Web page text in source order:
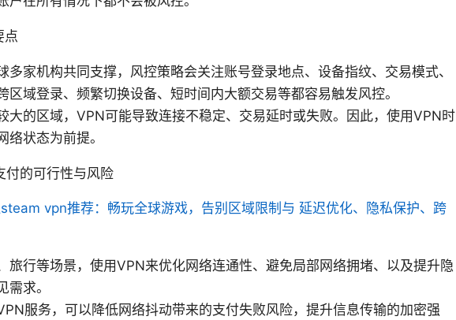
点
多家机构共同支撑，风控策略会关注账号登录地点、设备指纹、交易模式、
区域登录、频繁切换设备、短时间内大额交易等都容易触发风控。
大的区域，VPN可能导致连接不稳定、交易延时或失败。因此，使用VPN时
络状态为前提。
付的可行性与风险
vpn推荐：畅玩全球游戏，告别区域限制与 延迟优化、隐私保护、跨
旅行等场景，使用VPN来优化网络连通性、避免局部网络拥堵、以及提升隐
需求。
服务，可以降低网络抖动带来的支付失败风险，提升信息传输的加密强